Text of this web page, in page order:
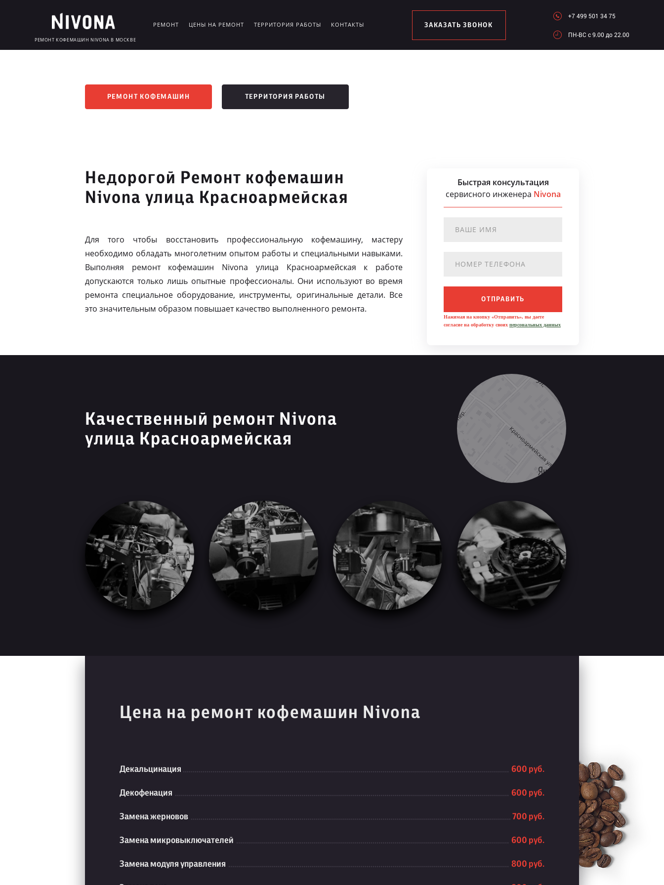
РЕМОНТ КОФЕМАШИН NIVONA В МОСКВЕ
РЕМОНТ ЦЕНЫ НА РЕМОНТ ТЕРРИТОРИЯ РАБОТЫ КОНТАКТЫ ЗАКАЗАТЬ ЗВОНОК
+7 499 501 34 75
ПН-ВC c 9.00 до 22.00
РЕМОНТ КОФЕМАШИН ТЕРРИТОРИЯ РАБОТЫ
Недорогой Ремонт кофемашин
Nivona улица Красноармейская
Для того чтобы восстановить профессиональную кофемашину, мастеру
необходимо обладать многолетним опытом работы и специальными навыками.
Выполняя ремонт кофемашин Nivona улица Красноармейская к работе
допускаются только лишь опытные профессионалы. Они используют во время
ремонта специальное оборудование, инструменты, оригинальные детали. Все
это значительным образом повышает качество выполненного ремонта.
Быстрая консультация
сервисного инженера Nivona
ОТПРАВИТЬ
Нажимая на кнопку «Отправить», вы даете
согласие на обработку своих персональных данных
Качественный ремонт Nivona
улица Красноармейская
Цена на ремонт кофемашин Nivona
Декальцинация 600 руб.
Декофенация 600 руб.
Замена жерновов 700 руб.
Замена микровыключателей 600 руб.
Замена модуля управления 800 руб.